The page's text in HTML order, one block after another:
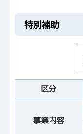
特別補助
区分
事業内容